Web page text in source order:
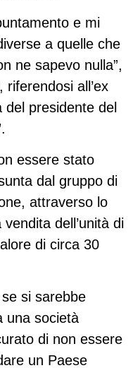
e mi
a quelle che
ne sapevo nulla”,
all’ex
del presidente del
essere stato
dal gruppo di
attraverso lo
dell’unità di
di circa 30
si sarebbe
una società
di non essere
un Paese